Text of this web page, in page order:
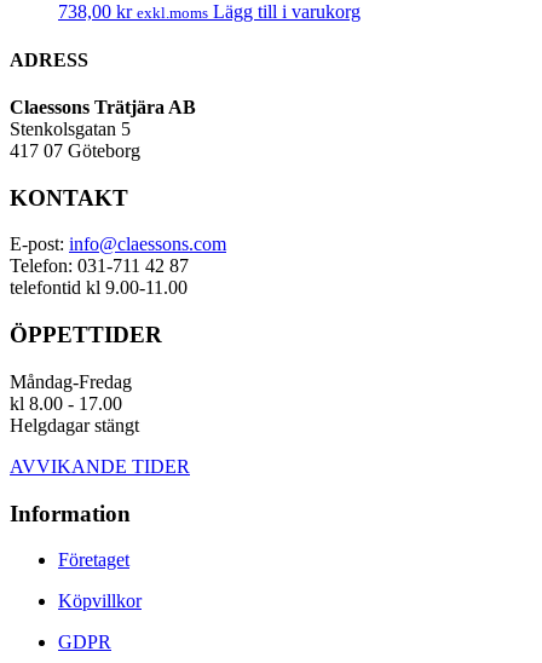
738,00 kr exkl.moms Lägg till i varukorg
ADRESS
Claessons Trätjära AB
Stenkolsgatan 5
417 07 Göteborg
KONTAKT
E-post: info@claessons.com
Telefon: 031-711 42 87
telefontid kl 9.00-11.00
ÖPPETTIDER
Måndag-Fredag
kl 8.00 - 17.00
Helgdagar stängt
AVVIKANDE TIDER
Information
Företaget
Köpvillkor
GDPR